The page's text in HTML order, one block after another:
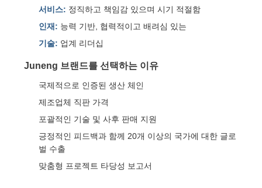
서비스: 정직하고 책임감 있으며 시기 적절함
인재: 능력 기반, 협력적이고 배려심 있는
기술: 업계 리더십
Juneng 브랜드를 선택하는 이유
국제적으로 인증된 생산 체인
제조업체 직판 가격
포괄적인 기술 및 사후 판매 지원
긍정적인 피드백과 함께 20개 이상의 국가에 대한 글로
벌 수출
맞춤형 프로젝트 타당성 보고서